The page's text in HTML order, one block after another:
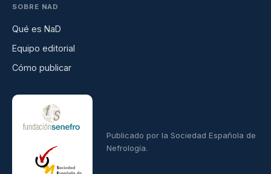
SOBRE NAD
Qué es NaD
Equipo editorial
Cómo publicar
Publicado por la Sociedad Española de
Nefrología.